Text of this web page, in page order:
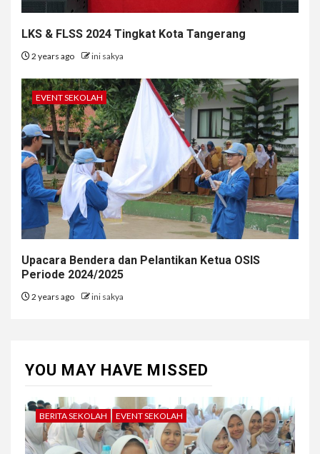
LKS & FLSS 2024 Tingkat Kota Tangerang
2 years ago ini sakya
EVENT SEKOLAH
Upacara Bendera dan Pelantikan Ketua OSIS
Periode 2024/2025
2 years ago ini sakya
YOU MAY HAVE MISSED
BERITA SEKOLAH EVENT SEKOLAH